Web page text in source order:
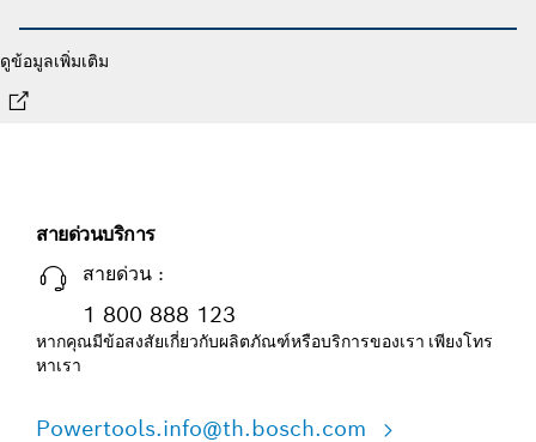
ดูข้อมูลเพิ่มเติม
สายด่วนบริการ
สายด่วน :
1 800 888 123
หากคุณมีข้อสงสัยเกี่ยวกับผลิตภัณฑ์หรือบริการของเรา เพียงโทร
หาเรา
Powertools.info@th.bosch.com